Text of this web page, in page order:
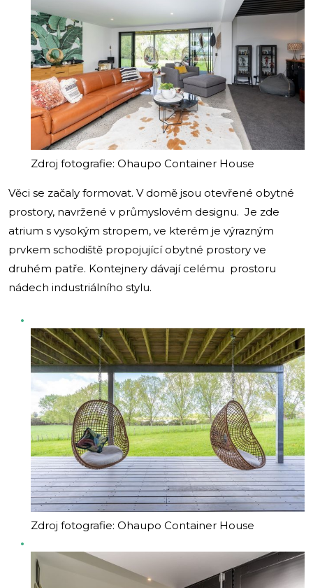
Zdroj fotografie: Ohaupo Container House
Věci se začaly formovat. V domě jsou otevřené obytné
prostory, navržené v průmyslovém designu. Je zde
atrium s vysokým stropem, ve kterém je výrazným
prvkem schodiště propojující obytné prostory ve
druhém patře. Kontejnery dávají celému prostoru
nádech industriálního stylu.
Zdroj fotografie: Ohaupo Container House